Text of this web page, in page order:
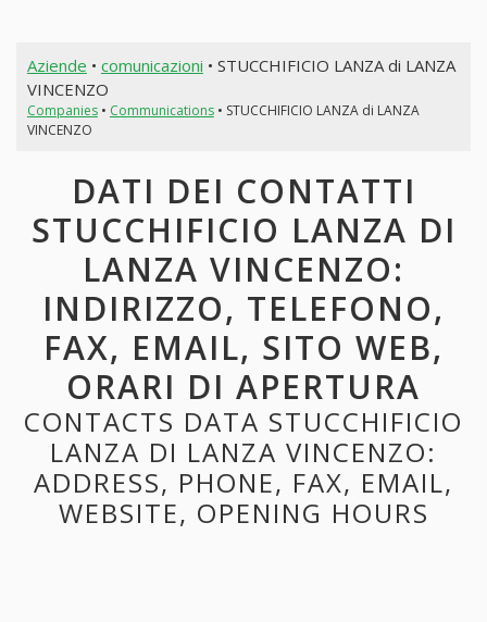
Aziende • comunicazioni • STUCCHIFICIO LANZA di LANZA
VINCENZO
Companies• Communications• STUCCHIFICIO LANZA di LANZA
VINCENZO
DATI DEI CONTATTI
STUCCHIFICIO LANZA DI
LANZA VINCENZO:
INDIRIZZO, TELEFONO,
FAX, EMAIL, SITO WEB,
ORARI DI APERTURA
CONTACTS DATA STUCCHIFICIO
LANZA DI LANZA VINCENZO:
ADDRESS, PHONE, FAX, EMAIL,
WEBSITE, OPENING HOURS